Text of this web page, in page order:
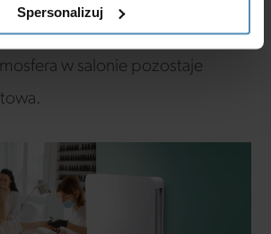
Spersonalizuj
intensywnym sezonie
w salonie pozostaje